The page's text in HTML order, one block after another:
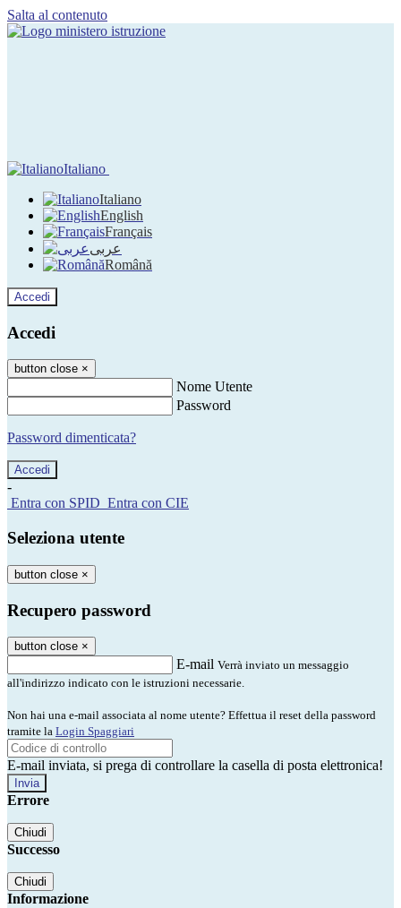
Salta al contenuto
Italiano
Italiano
English
Français
عربى
Română
Accedi
Accedi
button close ×
Nome Utente
Password
Password dimenticata?
-
Entra con SPID Entra con CIE
Seleziona utente
button close ×
Recupero password
button close ×
E-mail Verrà inviato un messaggio
all'indirizzo indicato con le istruzioni necessarie.
Non hai una e-mail associata al nome utente? Effettua il reset della password
tramite la Login Spaggiari
E-mail inviata, si prega di controllare la casella di posta elettronica!
Errore
Chiudi
Successo
Chiudi
Informazione